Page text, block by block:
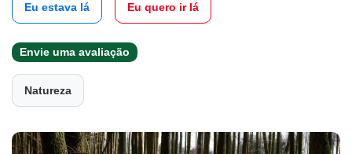
Eu estava lá Eu quero ir lá
Envie uma avaliação
Natureza